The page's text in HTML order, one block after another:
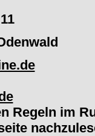
Regeln im